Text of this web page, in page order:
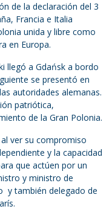
de la declaración del 3
Francia e Italia
unida y libre como
en Europa.
llegó a Gdańsk a bordo
se presentó en
autoridades alemanas.
patriótica,
de la Gran Polonia.
al ver su compromiso
y la capacidad
que actúen por un
y ministro de
y también delegado de